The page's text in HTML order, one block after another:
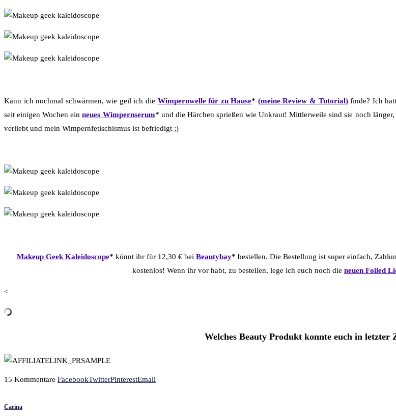
Kann ich nochmal schwärmen, wie geil ich die Wimpernwelle für zu Hause* (meine Review & Tutorial)finde? Ich
seit einigen Wochen einneues Wimpernserum* und die Härchen sprießen wie Unkraut! Mittlerweile sind sie noch
verliebt und mein Wimpernfetischismus ist befriedigt ;)
Makeup Geek Kaleidoscope* könnt ihr für 12,30 € bei Beautybay* bestellen. Die Bestellung ist super einfach,
kostenlos! Wenn ihr vor habt, zu bestellen, lege ich euch noch die neuen Foiled
<
Welches Beauty Produkt konnte euch in letzter
15 Kommentare FacebookTwitterPinterestEmail
Carina